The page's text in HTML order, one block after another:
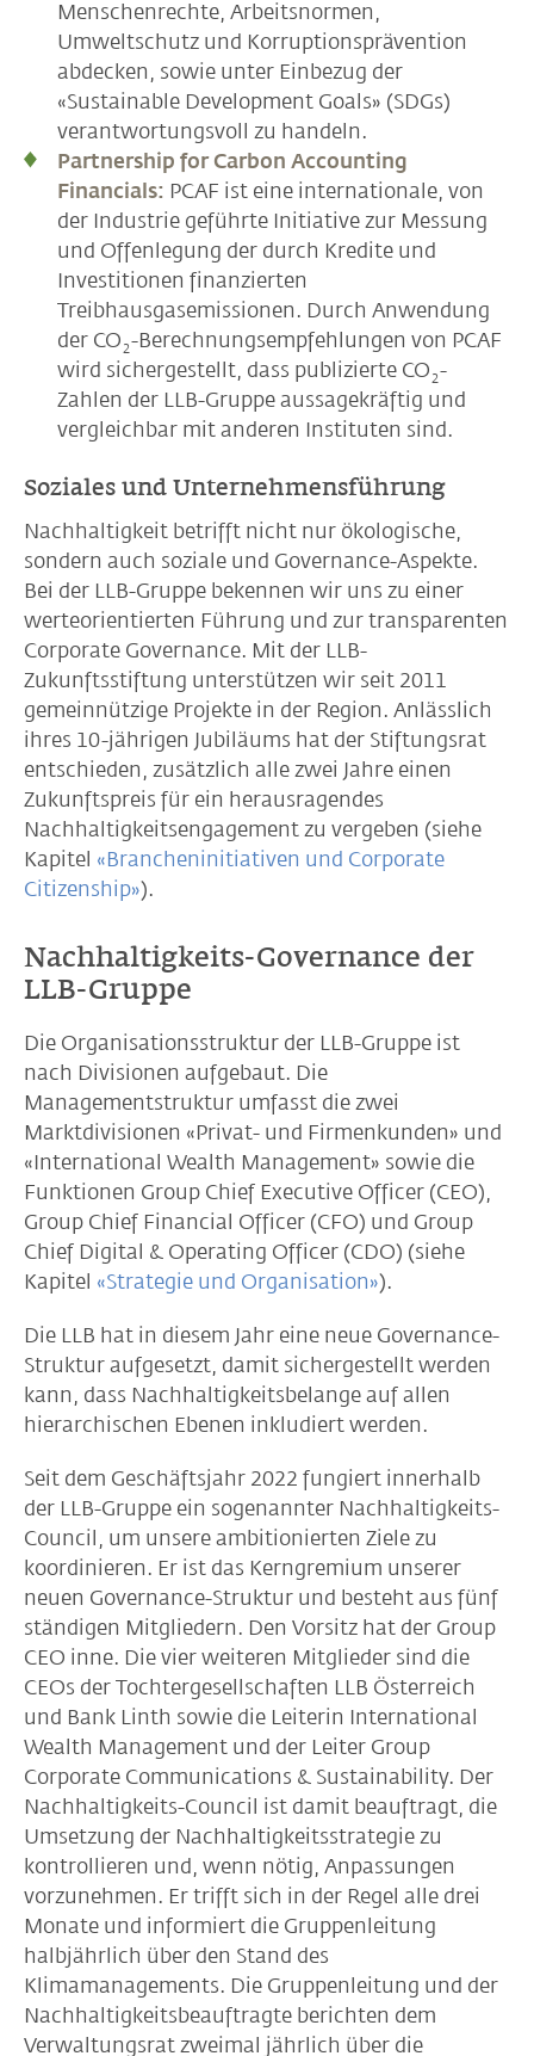
Menschenrechte, Arbeitsnormen,
Umweltschutz und Korruptionsprävention
abdecken, sowie unter Einbezug der
«Sustainable Development Goals» (SDGs)
verantwortungsvoll zu handeln.
Partnership for Carbon Accounting
Financials: PCAF ist eine internationale, von
der Industrie geführte Initiative zur Messung
und Offenlegung der durch Kredite und
Investitionen finanzierten
Treibhausgasemissionen. Durch Anwendung
der CO 2-Berechnungsempfehlungen von PCAF
wird sichergestellt, dass publizierte CO 2-
Zahlen der LLB-Gruppe aussagekräftig und
vergleichbar mit anderen Instituten sind.
Soziales und Unternehmensführung
Nachhaltigkeit betrifft nicht nur ökologische,
sondern auch soziale und Governance-Aspekte.
Bei der LLB-Gruppe bekennen wir uns zu einer
werteorientierten Führung und zur transparenten
Corporate Governance. Mit der LLB-
Zukunftsstiftung unterstützen wir seit 2011
gemeinnützige Projekte in der Region. Anlässlich
ihres 10-jährigen Jubiläums hat der Stiftungsrat
entschieden, zusätzlich alle zwei Jahre einen
Zukunftspreis für ein herausragendes
Nachhaltigkeitsengagement zu vergeben (siehe
Kapitel «Brancheninitiativen und Corporate
Citizenship»).
Nachhaltigkeits-Governance der
LLB-Gruppe
Die Organisationsstruktur der LLB-Gruppe ist
nach Divisionen aufgebaut. Die
Managementstruktur umfasst die zwei
Marktdivisionen «Privat- und Firmenkunden» und
«International Wealth Management» sowie die
Funktionen Group Chief Executive Officer (CEO),
Group Chief Financial Officer (CFO) und Group
Chief Digital & Operating Officer (CDO) (siehe
Kapitel «Strategie und Organisation»).
Die LLB hat in diesem Jahr eine neue Governance-
Struktur aufgesetzt, damit sichergestellt werden
kann, dass Nachhaltigkeitsbelange auf allen
hierarchischen Ebenen inkludiert werden.
Seit dem Geschäftsjahr 2022 fungiert innerhalb
der LLB-Gruppe ein sogenannter Nachhaltigkeits-
Council, um unsere ambitionierten Ziele zu
koordinieren. Er ist das Kerngremium unserer
neuen Governance-Struktur und besteht aus fünf
ständigen Mitgliedern. Den Vorsitz hat der Group
CEO inne. Die vier weiteren Mitglieder sind die
CEOs der Tochtergesellschaften LLB Österreich
und Bank Linth sowie die Leiterin International
Wealth Management und der Leiter Group
Corporate Communications & Sustainability. Der
Nachhaltigkeits-Council ist damit beauftragt, die
Umsetzung der Nachhaltigkeitsstrategie zu
kontrollieren und, wenn nötig, Anpassungen
vorzunehmen. Er trifft sich in der Regel alle drei
Monate und informiert die Gruppenleitung
halbjährlich über den Stand des
Klimamanagements. Die Gruppenleitung und der
Nachhaltigkeitsbeauftragte berichten dem
Verwaltungsrat zweimal jährlich über die